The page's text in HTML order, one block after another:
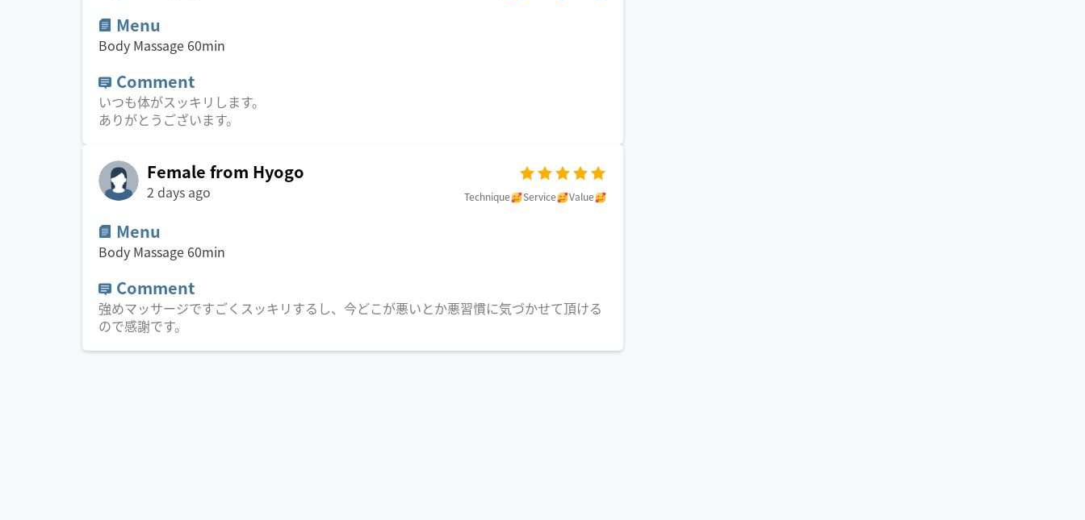
Menu
Body Massage 60min
Comment
いつも体がスッキリします。
ありがとうございます。
Female from Hyogo
2 days ago Technique Service Value
Menu
Body Massage 60min
Comment
強めマッサージですごくスッキリするし、今どこが悪いとか悪習慣に気づかせて頂ける
ので感謝です。